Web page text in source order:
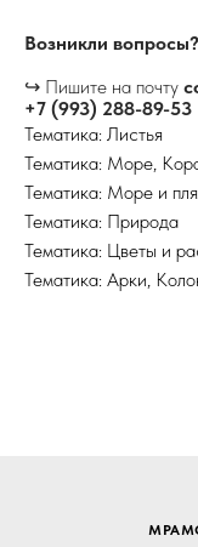
Возникли вопросы?
↪ Пишите на почту
+7 (993) 288-89-53
Тематика: Листья
Тематика: Море,
Тематика: Море и
Тематика: Природа
Тематика: Цветы и
Тематика: Арки,